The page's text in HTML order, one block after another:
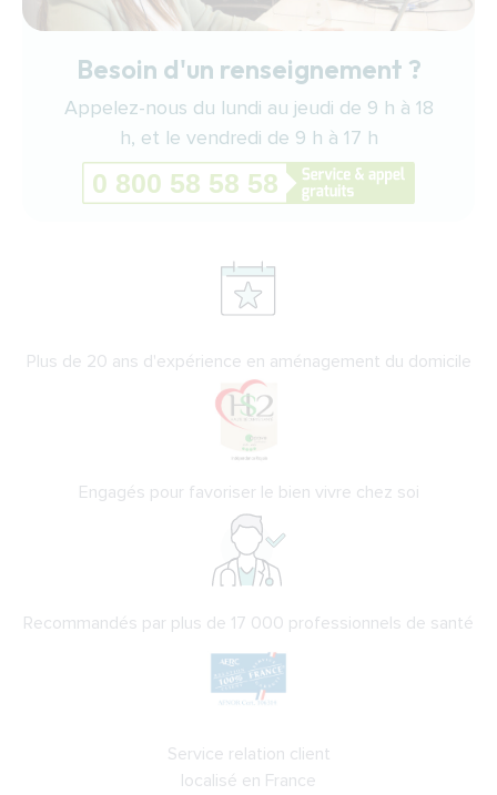
Besoin d'un renseignement ?
Appelez-nous du lundi au jeudi de 9 h à 18
h, et le vendredi de 9 h à 17 h
Plus de 20 ans d'expérience en aménagement du domicile
Engagés pour favoriser le bien vivre chez soi
Recommandés par plus de 17 000 professionnels de santé
Service relation client
localisé en France